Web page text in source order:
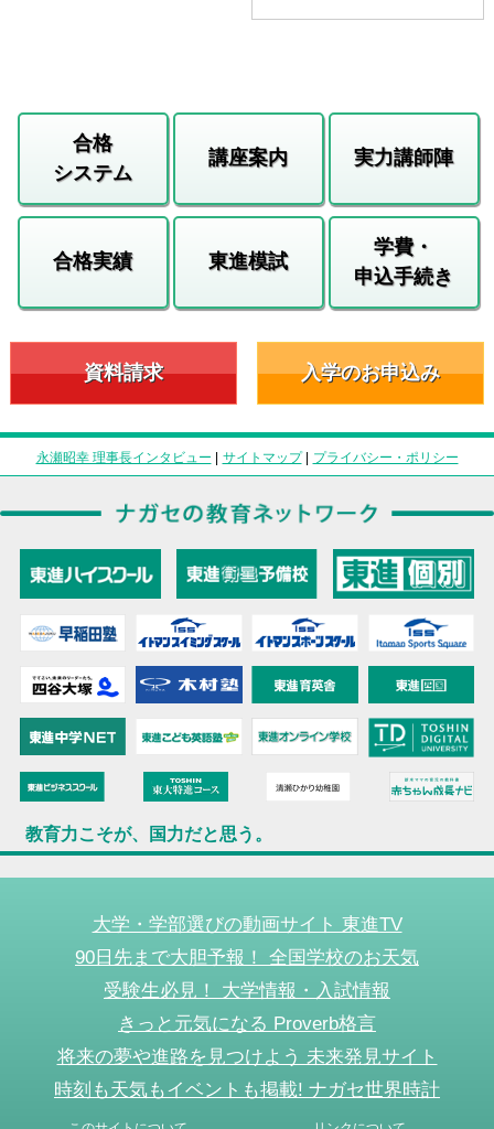
合格
システム
講座案内 実力講師陣
合格実績 東進模試
学費・
申込手続き
資料請求 入学のお申込み
永瀬昭幸 理事長インタビュー | サイトマップ| プライバシー・ポリシー
教育力こそが、国力だと思う。
大学・学部選びの動画サイト 東進TV
90日先まで大胆予報！ 全国学校のお天気
受験生必見！ 大学情報・入試情報
きっと元気になる Proverb格言
将来の夢や進路を見つけよう 未来発見サイト
時刻も天気もイベントも掲載! ナガセ世界時計